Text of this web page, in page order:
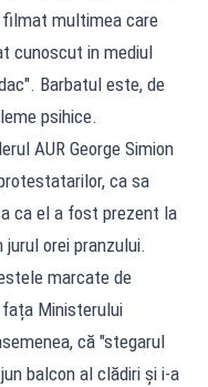
filmat multimea care
cunoscut in mediul
Barbatul este, de
psihice.
AUR George Simion
ca sa
ca el a fost prezent la
orei pranzului.
marcate de
Ministerului
că "stegarul
balcon al clădiri și i-a